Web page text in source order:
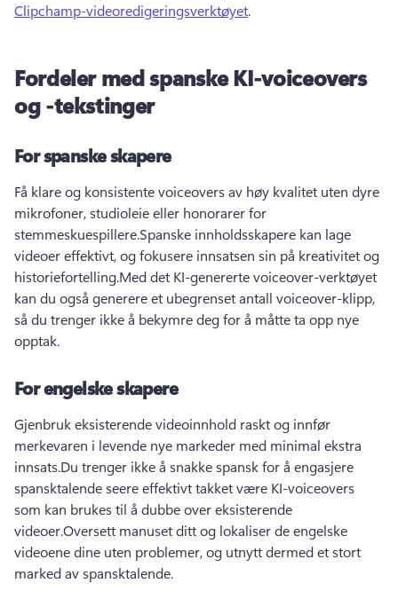
Clipchamp-videoredigeringsverktøyet.
Fordeler med spanske KI-voiceovers
og -tekstinger
For spanske skapere
Få klare og konsistente voiceovers av høy kvalitet uten dyre
mikrofoner, studioleie eller honorarer for
stemmeskuespillere.Spanske innholdsskapere kan lage
videoer effektivt, og fokusere innsatsen sin på kreativitet og
historiefortelling.Med det KI-genererte voiceover-verktøyet
kan du også generere et ubegrenset antall voiceover-klipp,
så du trenger ikke å bekymre deg for å måtte ta opp nye
opptak.
For engelske skapere
Gjenbruk eksisterende videoinnhold raskt og innfør
merkevaren i levende nye markeder med minimal ekstra
innsats.Du trenger ikke å snakke spansk for å engasjere
spansktalende seere effektivt takket være KI-voiceovers
som kan brukes til å dubbe over eksisterende
videoer.Oversett manuset ditt og lokaliser de engelske
videoene dine uten problemer, og utnytt dermed et stort
marked av spansktalende.